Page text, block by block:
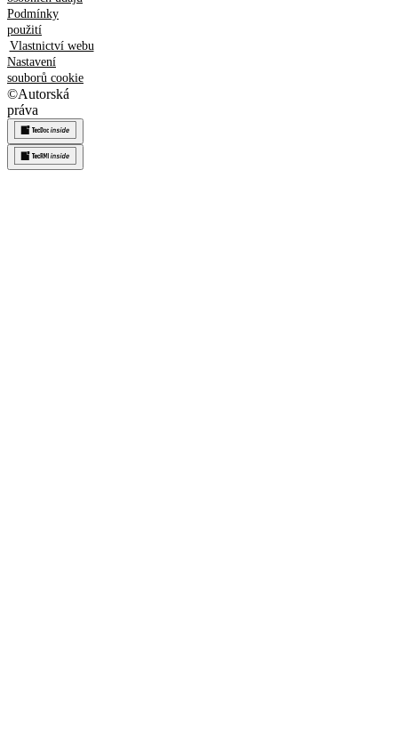
Podmínky
použití
Vlastnictví webu
Nastavení
souborů cookie
©Autorská
práva